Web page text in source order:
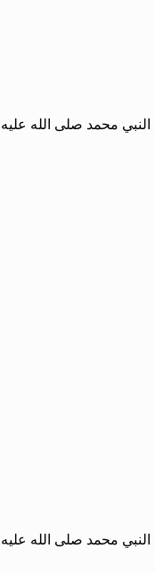
النبي محمد صلى الله
النبي محمد صلى الله